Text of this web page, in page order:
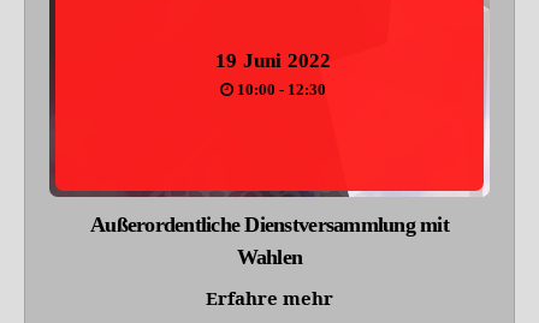
19 Juni 2022
10:00 - 12:30
Außerordentliche Dienstversammlung mit
Wahlen
Erfahre mehr